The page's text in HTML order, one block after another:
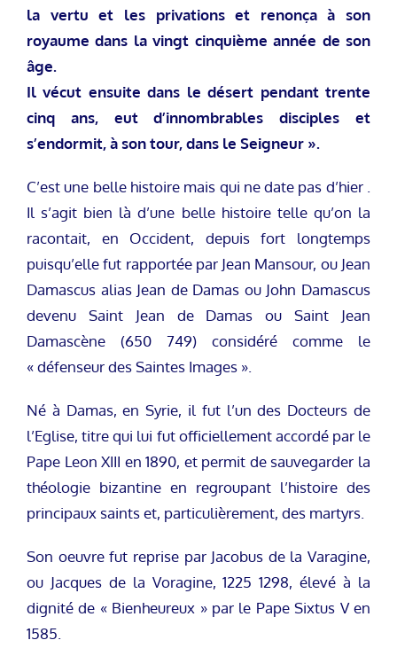
la vertu et les privations et renonça à son
royaume dans la vingt cinquième année de son
âge.
Il vécut ensuite dans le désert pendant trente
cinq ans, eut d’innombrables disciples et
s’endormit, à son tour, dans le Seigneur ».
C’est une belle histoire mais qui ne date pas d’hier .
Il s’agit bien là d’une belle histoire telle qu’on la
racontait, en Occident, depuis fort longtemps
puisqu’elle fut rapportée par Jean Mansour, ou Jean
Damascus alias Jean de Damas ou John Damascus
devenu Saint Jean de Damas ou Saint Jean
Damascène (650 749) considéré comme le
« défenseur des Saintes Images ».
Né à Damas, en Syrie, il fut l’un des Docteurs de
l’Eglise, titre qui lui fut officiellement accordé par le
Pape Leon XIII en 1890, et permit de sauvegarder la
théologie bizantine en regroupant l’histoire des
principaux saints et, particulièrement, des martyrs.
Son oeuvre fut reprise par Jacobus de la Varagine,
ou Jacques de la Voragine, 1225 1298, élevé à la
dignité de « Bienheureux » par le Pape Sixtus V en
1585.